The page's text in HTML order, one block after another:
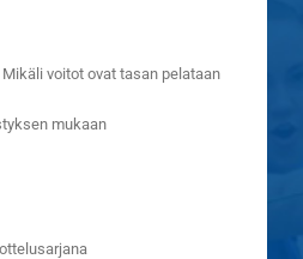
voitot ovat tasan pelataan
mukaan